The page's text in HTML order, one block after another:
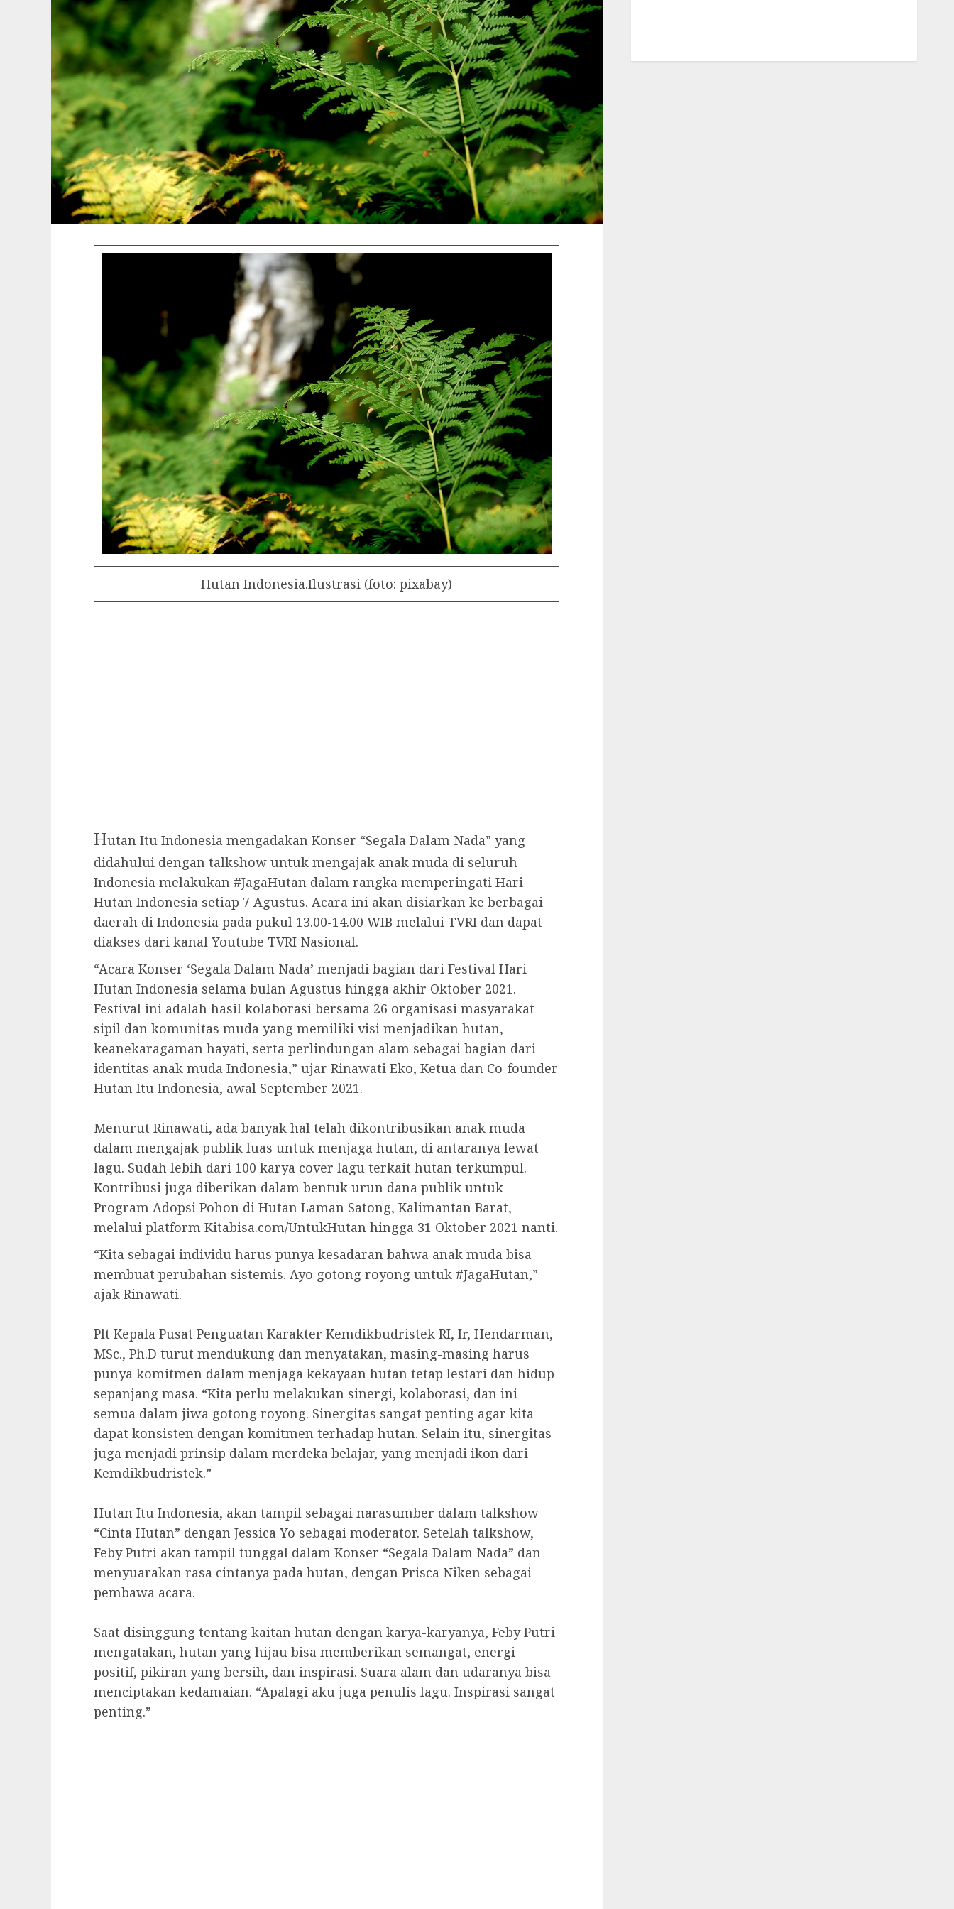
Hutan Indonesia.Ilustrasi (foto: pixabay)
Hutan Itu Indonesia mengadakan Konser “Segala Dalam Nada” yang
didahului dengan talkshow untuk mengajak anak muda di seluruh
Indonesia melakukan #JagaHutan dalam rangka memperingati Hari
Hutan Indonesia setiap 7 Agustus. Acara ini akan disiarkan ke berbagai
daerah di Indonesia pada pukul 13.00-14.00 WIB melalui TVRI dan dapat
diakses dari kanal Youtube TVRI Nasional.
“Acara Konser ‘Segala Dalam Nada’ menjadi bagian dari Festival Hari
Hutan Indonesia selama bulan Agustus hingga akhir Oktober 2021.
Festival ini adalah hasil kolaborasi bersama 26 organisasi masyarakat
sipil dan komunitas muda yang memiliki visi menjadikan hutan,
keanekaragaman hayati, serta perlindungan alam sebagai bagian dari
identitas anak muda Indonesia,” ujar Rinawati Eko, Ketua dan Co-founder
Hutan Itu Indonesia, awal September 2021.
Menurut Rinawati, ada banyak hal telah dikontribusikan anak muda
dalam mengajak publik luas untuk menjaga hutan, di antaranya lewat
lagu. Sudah lebih dari 100 karya cover lagu terkait hutan terkumpul.
Kontribusi juga diberikan dalam bentuk urun dana publik untuk
Program Adopsi Pohon di Hutan Laman Satong, Kalimantan Barat,
melalui platform Kitabisa.com/UntukHutan hingga 31 Oktober 2021 nanti.
“Kita sebagai individu harus punya kesadaran bahwa anak muda bisa
membuat perubahan sistemis. Ayo gotong royong untuk #JagaHutan,”
ajak Rinawati.
Plt Kepala Pusat Penguatan Karakter Kemdikbudristek RI, Ir, Hendarman,
MSc., Ph.D turut mendukung dan menyatakan, masing-masing harus
punya komitmen dalam menjaga kekayaan hutan tetap lestari dan hidup
sepanjang masa. “Kita perlu melakukan sinergi, kolaborasi, dan ini
semua dalam jiwa gotong royong. Sinergitas sangat penting agar kita
dapat konsisten dengan komitmen terhadap hutan. Selain itu, sinergitas
juga menjadi prinsip dalam merdeka belajar, yang menjadi ikon dari
Kemdikbudristek.”
Hutan Itu Indonesia, akan tampil sebagai narasumber dalam talkshow
“Cinta Hutan” dengan Jessica Yo sebagai moderator. Setelah talkshow,
Feby Putri akan tampil tunggal dalam Konser “Segala Dalam Nada” dan
menyuarakan rasa cintanya pada hutan, dengan Prisca Niken sebagai
pembawa acara.
Saat disinggung tentang kaitan hutan dengan karya-karyanya, Feby Putri
mengatakan, hutan yang hijau bisa memberikan semangat, energi
positif, pikiran yang bersih, dan inspirasi. Suara alam dan udaranya bisa
menciptakan kedamaian. “Apalagi aku juga penulis lagu. Inspirasi sangat
penting.”